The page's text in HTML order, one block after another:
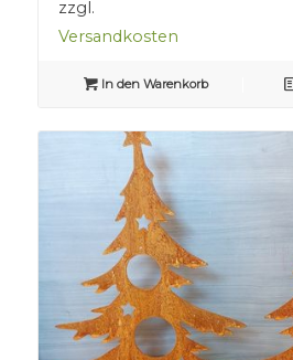
zzgl.
Versandkosten
In den Warenkorb